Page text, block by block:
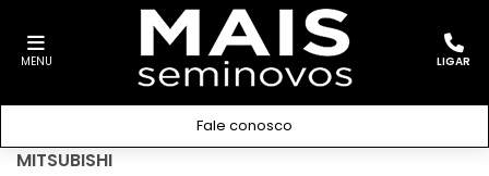
MENU LIGAR
Fale conosco
MITSUBISHI